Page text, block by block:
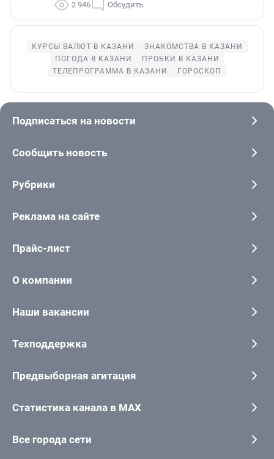
2 946 Обсудить
КУРСЫ ВАЛЮТ В КАЗАНИ
ЗНАКОМСТВА В КАЗАНИ
ПОГОДА В КАЗАНИ
ПРОБКИ В КАЗАНИ
ТЕЛЕПРОГРАММА В КАЗАНИ
ГОРОСКОП
Подписаться на новости
Сообщить новость
Рубрики
Реклама на сайте
Прайс-лист
О компании
Наши вакансии
Техподдержка
Предвыборная агитация
Статистика канала в MAX
Все города сети